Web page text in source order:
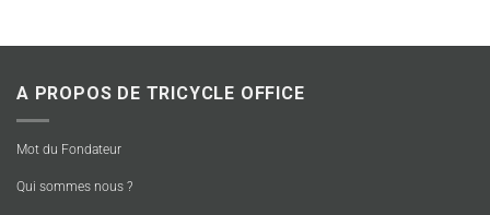
A PROPOS DE TRICYCLE OFFICE
Mot du Fondateur
Qui sommes nous ?